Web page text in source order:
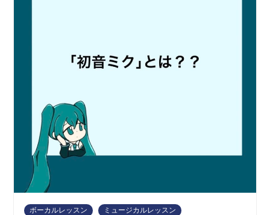
ボーカルレッスン
ミュージカルレッスン